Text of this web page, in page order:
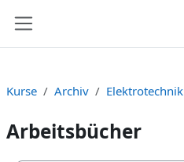
Kurse Archiv Elektrotechnik
Arbeitsbücher